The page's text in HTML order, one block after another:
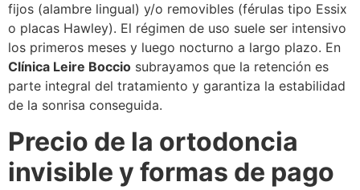
fijos (alambre lingual) y/o removibles (férulas tipo Essix
o placas Hawley). El régimen de uso suele ser intensivo
los primeros meses y luego nocturno a largo plazo. En
Clínica Leire Boccio subrayamos que la retención es
parte integral del tratamiento y garantiza la estabilidad
de la sonrisa conseguida.
Precio de la ortodoncia
invisible y formas de pago